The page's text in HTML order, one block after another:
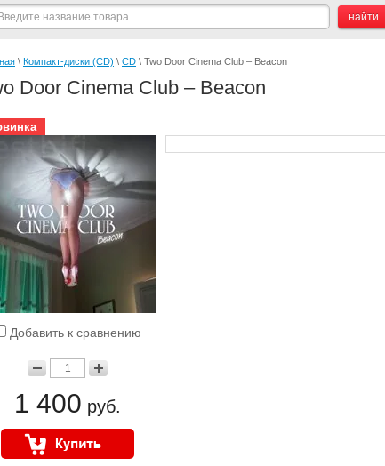
\ Компакт-диски (CD) \ CD \ Two Door Cinema Club – Beacon
Door Cinema Club – Beacon
Добавить к сравнению
1 400 руб.